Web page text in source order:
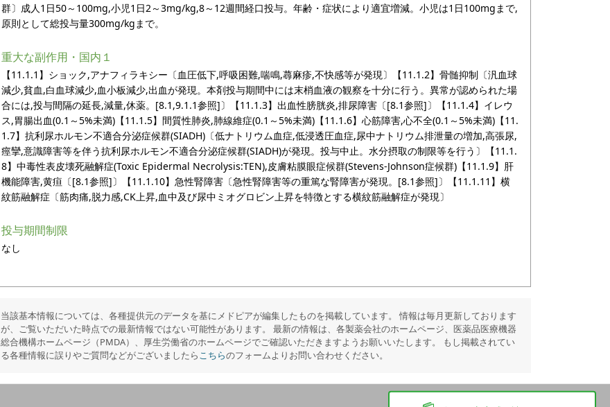
群〕成人1日50～100mg,小児1日2～3mg/kg,8～12週間経口投与。年齢・症状により適宜増減。小児は1日100mgまで,
原則として総投与量300mg/kgまで。
重大な副作用・国内１
【11.1.1】ショック,アナフィラキシー〔血圧低下,呼吸困難,喘鳴,蕁麻疹,不快感等が発現〕【11.1.2】骨髄抑制〔汎血球
減少,貧血,白血球減少,血小板減少,出血が発現。本剤投与期間中には末梢血液の観察を十分に行う。異常が認められた場
合には,投与間隔の延長,減量,休薬。[8.1,9.1.1参照]〕【11.1.3】出血性膀胱炎,排尿障害〔[8.1参照]〕【11.1.4】イレウ
ス,胃腸出血(0.1～5%未満)【11.1.5】間質性肺炎,肺線維症(0.1～5%未満)【11.1.6】心筋障害,心不全(0.1～5%未満)【11.
1.7】抗利尿ホルモン不適合分泌症候群(SIADH)〔低ナトリウム血症,低浸透圧血症,尿中ナトリウム排泄量の増加,高張尿,
痙攣,意識障害等を伴う抗利尿ホルモン不適合分泌症候群(SIADH)が発現。投与中止。水分摂取の制限等を行う〕【11.1.
8】中毒性表皮壊死融解症(Toxic Epidermal Necrolysis:TEN),皮膚粘膜眼症候群(Stevens-Johnson症候群)【11.1.9】肝
機能障害,黄疸〔[8.1参照]〕【11.1.10】急性腎障害〔急性腎障害等の重篤な腎障害が発現。[8.1参照]〕【11.1.11】横
紋筋融解症〔筋肉痛,脱力感,CK上昇,血中及び尿中ミオグロビン上昇を特徴とする横紋筋融解症が発現〕
投与期間制限
なし
当該基本情報については、各種提供元のデータを基にメドピアが編集したものを掲載しています。 情報は毎月更新しております
が、ご覧いただいた時点での最新情報ではない可能性があります。 最新の情報は、各製薬会社のホームページ、医薬品医療機器
総合機構ホームページ（PMDA）、厚生労働省のホームページでご確認いただきますようお願いいたします。 もし掲載されてい
る各種情報に誤りやご質問などがございましたらこちらのフォームよりお問い合わせください。